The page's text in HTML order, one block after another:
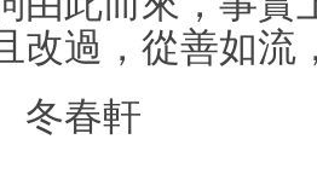
改過，從善如流
冬春軒